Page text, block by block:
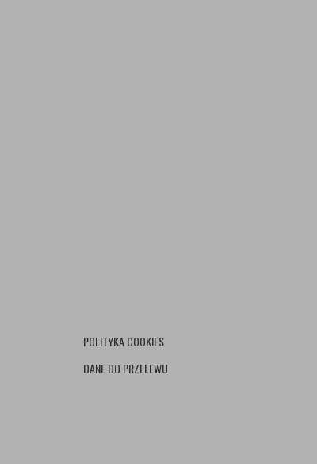
POLITYKA COOKIES
DANE DO PRZELEWU